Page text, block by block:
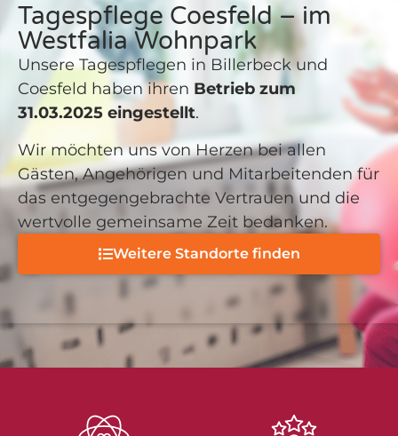
Tagespflege Coesfeld – im
Westfalia Wohnpark
Unsere Tagespflegen in Billerbeck und
Coesfeld haben ihren Betrieb zum
31.03.2025 eingestellt.
Wir möchten uns von Herzen bei allen
Gästen, Angehörigen und Mitarbeitenden für
das entgegengebrachte Vertrauen und die
wertvolle gemeinsame Zeit bedanken.
Weitere Standorte finden